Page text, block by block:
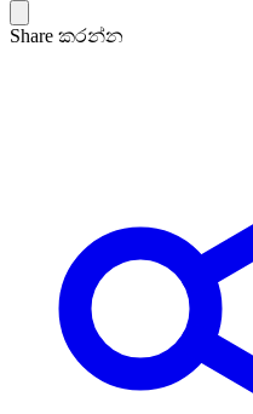
Share කරන්න